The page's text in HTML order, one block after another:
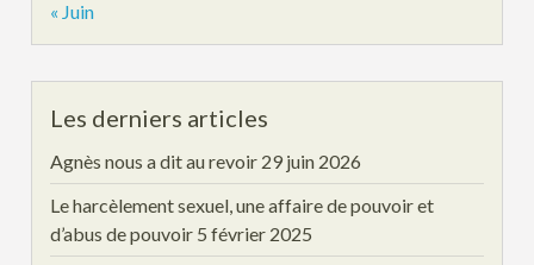
« Juin
Les derniers articles
Agnès nous a dit au revoir 29 juin 2026
Le harcèlement sexuel, une affaire de pouvoir et
d’abus de pouvoir 5 février 2025